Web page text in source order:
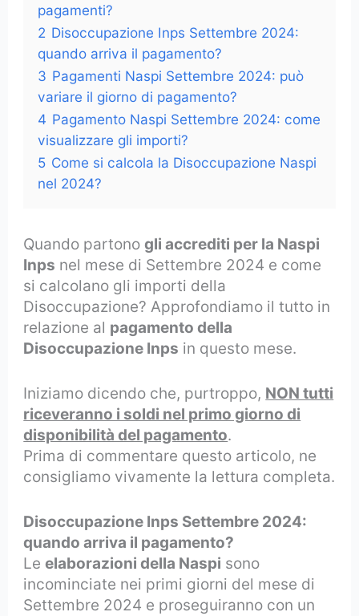
pagamenti?
2 Disoccupazione Inps Settembre 2024:
quando arriva il pagamento?
3 Pagamenti Naspi Settembre 2024: può
variare il giorno di pagamento?
4 Pagamento Naspi Settembre 2024: come
visualizzare gli importi?
5 Come si calcola la Disoccupazione Naspi
nel 2024?
Quando partonogli accrediti per la Naspi
Inps nel mese di Settembre 2024 e come
si calcolano gli importi della
Disoccupazione? Approfondiamo il tutto in
relazione al pagamento della
Disoccupazione Inps in questo mese.
Iniziamo dicendo che, purtroppo, NON tutti
riceveranno i soldi nel primo giorno di
disponibilità del pagamento.
Prima di commentare questo articolo, ne
consigliamo vivamente la lettura completa.
Disoccupazione Inps Settembre 2024:
quando arriva il pagamento?
Leelaborazioni della Naspi sono
incominciate nei primi giorni del mese di
Settembre 2024 e proseguiranno con un